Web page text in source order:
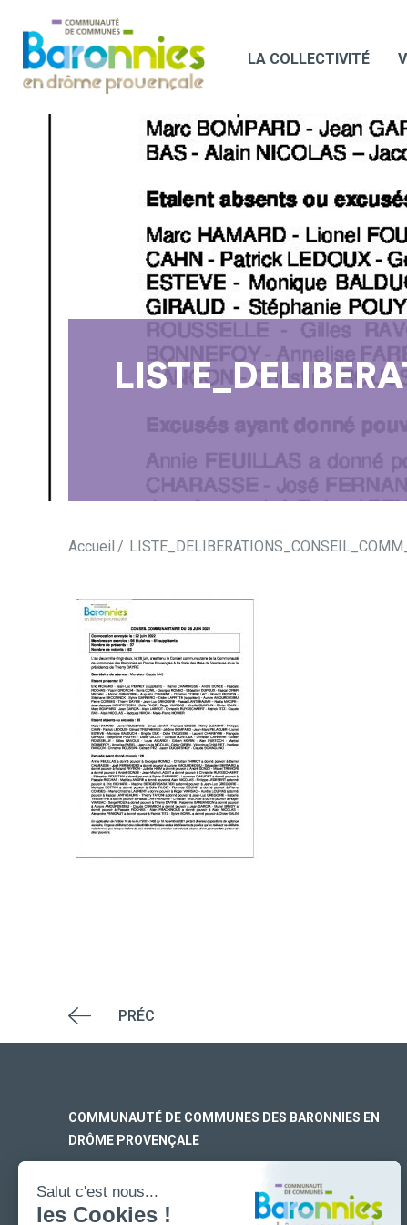
LA COLLECTIVITÉ
Accueil
PRÉC
COMMUNAUTÉ DE COMMUNES DES BARONNIES EN
DRÔME PROVENÇALE
SIÈGE SOCIAL
170 rue Ferdinand Fert